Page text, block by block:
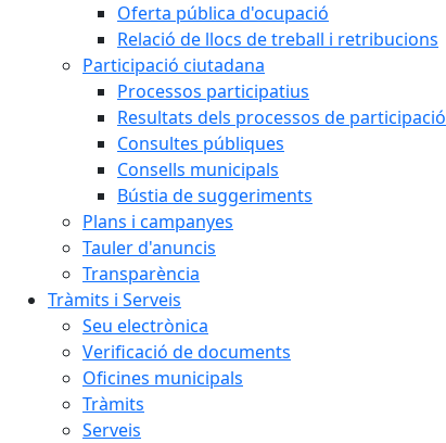
Oferta pública d'ocupació
Relació de llocs de treball i retribucions
Participació ciutadana
Processos participatius
Resultats dels processos de participació
Consultes públiques
Consells municipals
Bústia de suggeriments
Plans i campanyes
Tauler d'anuncis
Transparència
Tràmits i Serveis
Seu electrònica
Verificació de documents
Oficines municipals
Tràmits
Serveis